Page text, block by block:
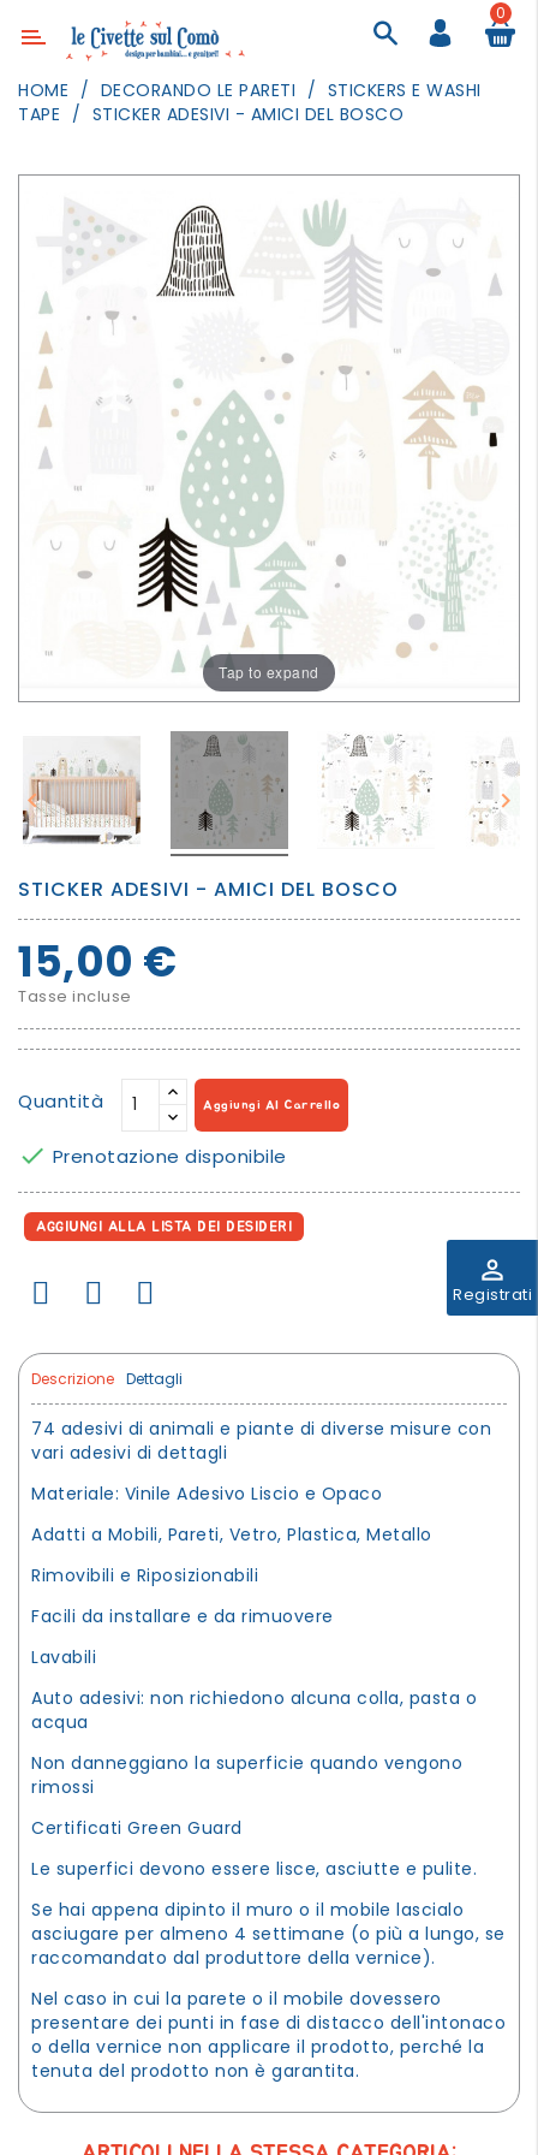
Categoria
ARREDAMENTO
TESSILI
DECORANDO
PARETI
GIOCHI
GESTI
QUOTIDIANI
FESTE
EVENTI
GRANDI
perm_identity
Registrati
0
HOME DECORANDO LE PARETI
STICKERS E WASHI
TAPE
STICKER ADESIVI - AMICI DEL BOSCO
Tap to expand
 
STICKER ADESIVI - AMICI DEL BOSCO
15,00 €
Tasse incluse
Quantità Aggiungi Al Carrello
 Prenotazione disponibile
AGGIUNGI ALLA LISTA DEI DESIDERI
Descrizione Dettagli
74 adesivi di animali e piante di diverse misure con
vari adesivi di dettagli
Materiale: Vinile Adesivo Liscio e Opaco
Adatti a Mobili, Pareti, Vetro, Plastica, Metallo
Rimovibili e Riposizionabili
Facili da installare e da rimuovere
Lavabili
Auto adesivi: non richiedono alcuna colla, pasta o
acqua
Non danneggiano la superficie quando vengono
rimossi
Certificati Green Guard
Le superfici devono essere lisce, asciutte e pulite.
Se hai appena dipinto il muro o il mobile lascialo
asciugare per almeno 4 settimane (o più a lungo, se
raccomandato dal produttore della vernice).
Nel caso in cui la parete o il mobile dovessero
presentare dei punti in fase di distacco dell'intonaco
o della vernice non applicare il prodotto, perché la
tenuta del prodotto non è garantita.